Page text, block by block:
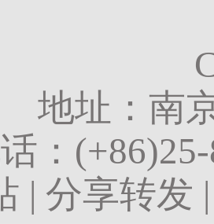
地址：南
：
| 分享转发